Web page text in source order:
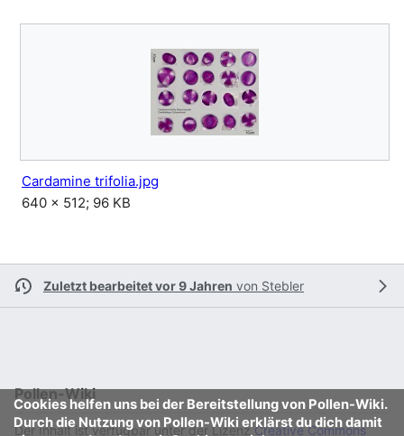
Cardamine trifolia.jpg
640 × 512; 96 KB
Zuletzt bearbeitet vor 9 Jahren von Stebler
Cookies helfen uns bei der Bereitstellung von Pollen-Wiki.
Durch die Nutzung von Pollen-Wiki erklärst du dich damit
Pollen-Wiki
Der Inhalt ist verfügbar unter der LizenzCreative Commons